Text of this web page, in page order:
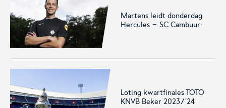
De online assistent voor alle
Martens leidt donderdag
Hercules - SC Cambuur
Loting kwartfinales TOTO
KNVB Beker 2023/'24